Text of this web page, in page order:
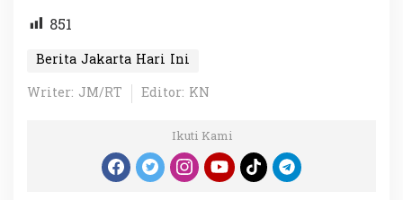
851
Berita Jakarta Hari Ini
Writer: JM/RT
Editor: KN
Ikuti Kami